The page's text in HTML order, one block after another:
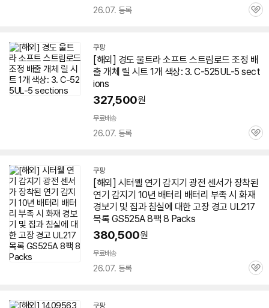
26.07. 등록
관
쿠팡
[해외] 경도 울트라 소프트 스트림로드 조정 배
출 개체 릴 시트 1개 색상: 3. C-525UL-5 sect
ions
327,500원
무료배송
26.07. 등록
관
쿠팡
[해외] 시터웰 연기 감지기 광전 센서가 장착된
연기 감지기 10년 배터리 배터리 부족 시 화재
경보기 및 집과 침실에 대한 고장 경고 UL217
목록 GS525A 8팩 8 Packs
380,500원
무료배송
26.07. 등록
관
쿠팡